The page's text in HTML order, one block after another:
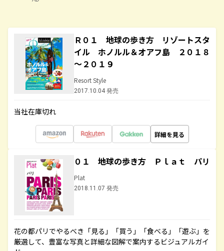
Ｒ０１ 地球の歩き方 リゾートスタ
イル ホノルル＆オアフ島 ２０１８
～２０１９
Resort Style
2017.10.04 発売
当社在庫切れ
詳細を見る
０１ 地球の歩き方 Ｐｌａｔ パリ
Plat
2018.11.07 発売
花の都パリでやるべき「見る」「買う」「食べる」「遊ぶ」を
厳選して、豊富な写真と詳細な図解で案内するビジュアルガイ